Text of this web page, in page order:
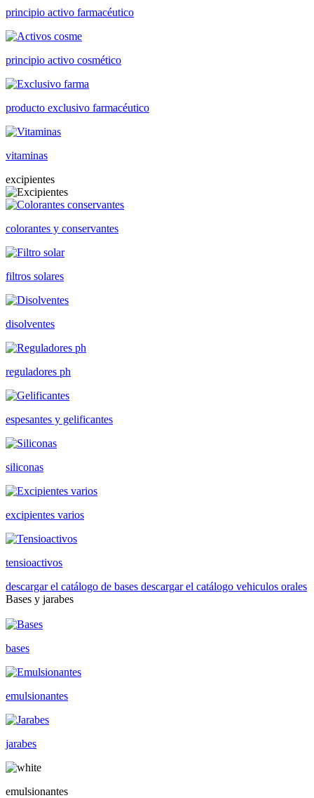
principio activo farmacéutico
principio activo cosmético
producto exclusivo farmacéutico
vitaminas
excipientes
colorantes y conservantes
filtros solares
disolventes
reguladores ph
espesantes y gelificantes
siliconas
excipientes varios
tensioactivos
descargar el catálogo de bases descargar el catálogo vehiculos orales
Bases y jarabes
bases
emulsionantes
jarabes
emulsionantes